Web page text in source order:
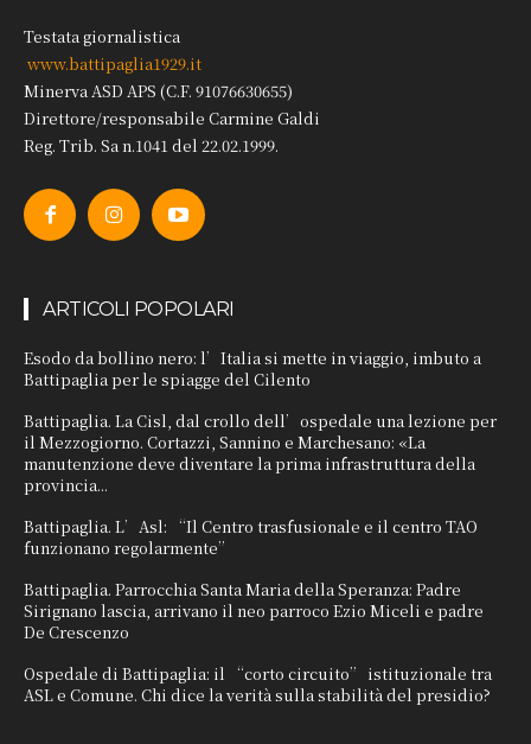
Testata giornalistica
www.battipaglia1929.it
Minerva ASD APS (C.F. 91076630655)
Direttore/responsabile Carmine Galdi
Reg. Trib. Sa n.1041 del 22.02.1999.
ARTICOLI POPOLARI
Esodo da bollino nero: l’Italia si mette in viaggio, imbuto a
Battipaglia per le spiagge del Cilento
Battipaglia. La Cisl, dal crollo dell’ospedale una lezione per
il Mezzogiorno. Cortazzi, Sannino e Marchesano: «La
manutenzione deve diventare la prima infrastruttura della
provincia...
Battipaglia. L’Asl: “Il Centro trasfusionale e il centro TAO
funzionano regolarmente”
Battipaglia. Parrocchia Santa Maria della Speranza: Padre
Sirignano lascia, arrivano il neo parroco Ezio Miceli e padre
De Crescenzo
Ospedale di Battipaglia: il “corto circuito” istituzionale tra
ASL e Comune. Chi dice la verità sulla stabilità del presidio?